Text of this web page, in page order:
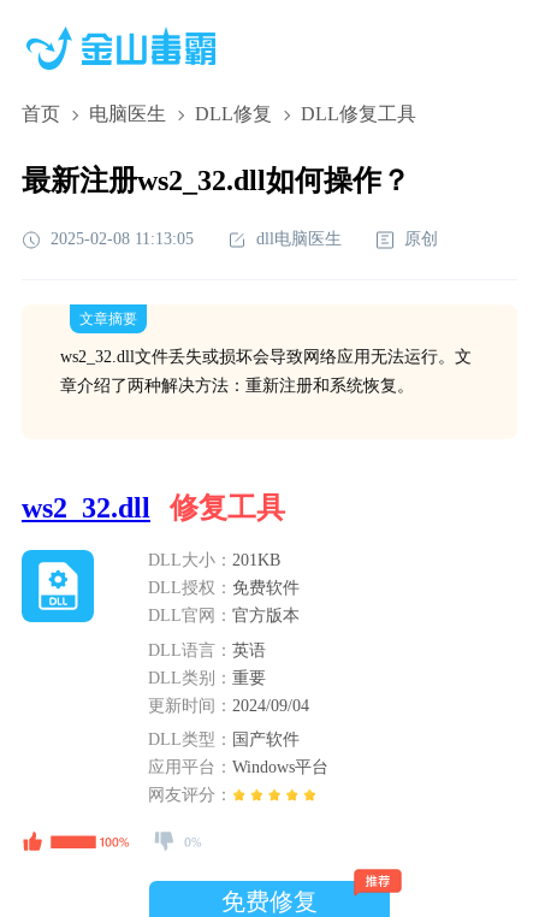
首页 电脑医生 DLL修复 DLL修复工具
最新注册ws2_32.dll如何操作？
2025-02-08 11:13:05 dll电脑医生 原创
文章摘要
ws2_32.dll文件丢失或损坏会导致网络应用无法运行。文
章介绍了两种解决方法：重新注册和系统恢复。
ws2_32.dll 修复工具
DLL大小： 201KB
DLL授权： 免费软件
DLL官网： 官方版本
DLL语言： 英语
DLL类别： 重要
更新时间： 2024/09/04
DLL类型： 国产软件
应用平台： Windows平台
网友评分：
免费修复